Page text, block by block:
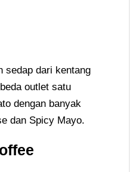
sedap dari kentang
outlet satu
dengan banyak
dan Spicy Mayo.